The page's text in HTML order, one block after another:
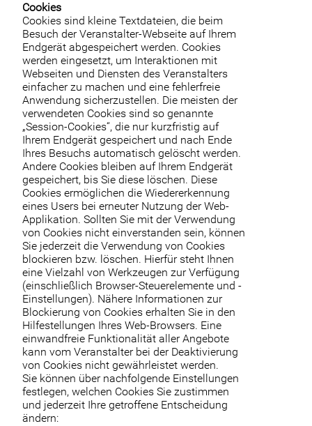
Cookies
Cookies sind kleine Textdateien, die beim
Besuch der Veranstalter-Webseite auf Ihrem
Endgerät abgespeichert werden. Cookies
werden eingesetzt, um Interaktionen mit
Webseiten und Diensten des Veranstalters
einfacher zu machen und eine fehlerfreie
Anwendung sicherzustellen. Die meisten der
verwendeten Cookies sind so genannte
„Session-Cookies“, die nur kurzfristig auf
Ihrem Endgerät gespeichert und nach Ende
Ihres Besuchs automatisch gelöscht werden.
Andere Cookies bleiben auf Ihrem Endgerät
gespeichert, bis Sie diese löschen. Diese
Cookies ermöglichen die Wiedererkennung
eines Users bei erneuter Nutzung der Web-
Applikation. Sollten Sie mit der Verwendung
von Cookies nicht einverstanden sein, können
Sie jederzeit die Verwendung von Cookies
blockieren bzw. löschen. Hierfür steht Ihnen
eine Vielzahl von Werkzeugen zur Verfügung
(einschließlich Browser-Steuerelemente und -
Einstellungen). Nähere Informationen zur
Blockierung von Cookies erhalten Sie in den
Hilfestellungen Ihres Web-Browsers. Eine
einwandfreie Funktionalität aller Angebote
kann vom Veranstalter bei der Deaktivierung
von Cookies nicht gewährleistet werden.
Sie können über nachfolgende Einstellungen
festlegen, welchen Cookies Sie zustimmen
und jederzeit Ihre getroffene Entscheidung
ändern: